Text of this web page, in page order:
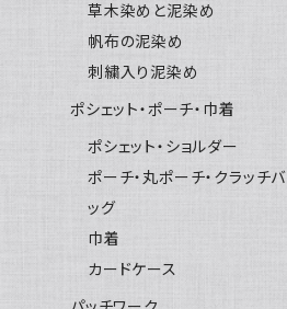
草木染めと泥染め
帆布の泥染め
刺繍入り泥染め
ポシェット・ポーチ・巾着
ポシェット・ショルダー
ポーチ・丸ポーチ・クラッチバ
ッグ
巾着
カードケース